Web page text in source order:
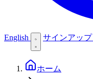
English サインアップ
ホーム